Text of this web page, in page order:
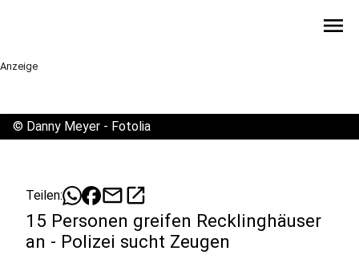
menu
Anzeige
© Danny Meyer - Fotolia
Teilen: mailopen_in_new
15 Personen greifen Recklinghäuser
an - Polizei sucht Zeugen